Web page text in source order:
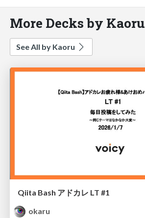
More Decks by Kaoru
See All by Kaoru
Qiita Bash アドカレ LT #1
okaru